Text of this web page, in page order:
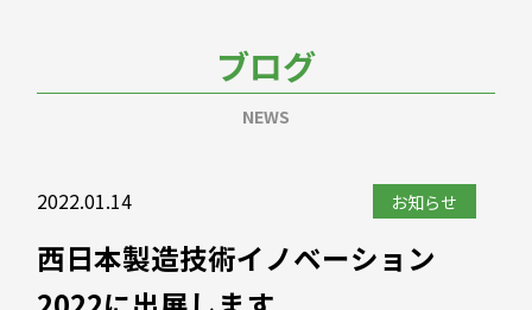
ブログ
NEWS
2022.01.14 お知らせ
西日本製造技術イノベーション